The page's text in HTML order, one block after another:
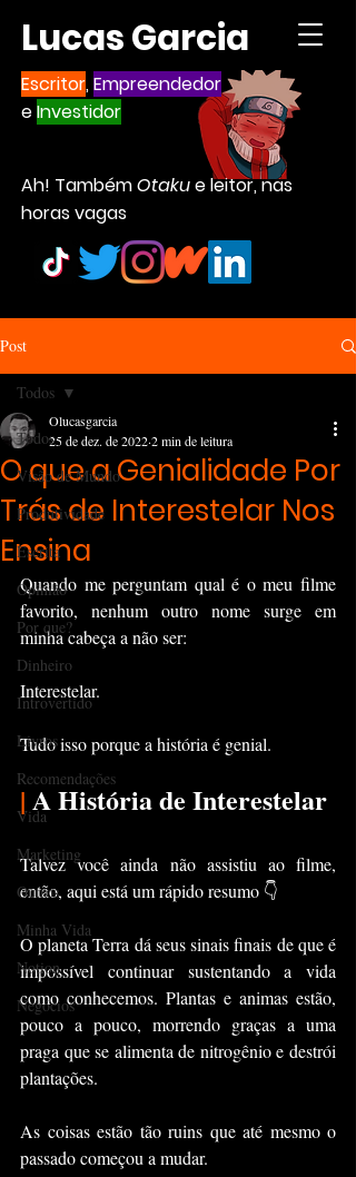
Lucas Garcia
Escritor,Empreendedor
eInvestidor
Ah! TambémOtakue leitor, nas
horas vagas
Post
Todos
Visão de Mundo
Produtividade
Escrita
Opinião
Por que?
Dinheiro
Introvertido
Livros
Recomendações
Vida
Marketing
Outros
Minha Vida
Notion
Negócios
Todos
O que a Genialidade Por
Trás de Interestelar Nos
Ensina
Olucasgarcia
25 de dez. de 20222 min de leitura
Quando me perguntam qual é o meu filme
favorito, nenhum outro nome surge em
minha cabeça a não ser:
Interestelar.
Tudo isso porque a história é genial.
| A História de Interestelar
Talvez você ainda não assistiu ao filme,
então, aqui está um rápido resumo 👇
O planeta Terra dá seus sinais finais de que é
impossível continuar sustentando a vida
como conhecemos. Plantas e animas estão,
pouco a pouco, morrendo graças a uma
praga que se alimenta de nitrogênio e destrói
plantações.
As coisas estão tão ruins que até mesmo o
passado começou a mudar.